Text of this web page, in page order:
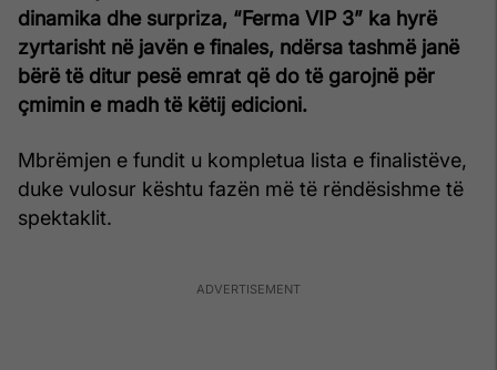
dinamika dhe surpriza, “Ferma VIP 3” ka hyrë
zyrtarisht në javën e finales, ndërsa tashmë janë
bërë të ditur pesë emrat që do të garojnë për
çmimin e madh të këtij edicioni.
Mbrëmjen e fundit u kompletua lista e finalistëve,
duke vulosur kështu fazën më të rëndësishme të
spektaklit.